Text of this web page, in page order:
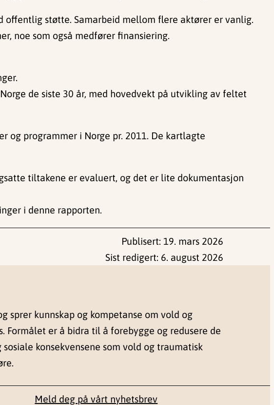
støtte. Samarbeid mellom flere aktører er vanlig.
noe som også medfører finansiering.
de siste 30 år, med hovedvekt på utvikling av feltet
og programmer i Norge pr. 2011. De kartlagte
tiltakene er evaluert, og det er lite dokumentasjon
i denne rapporten.
Publisert: 19. mars 2026
Sist redigert: 6. august 2026
sprer kunnskap og kompetanse om vold og
Formålet er å bidra til å forebygge og redusere de
sosiale konsekvensene som vold og traumatisk
Meld deg på vårt nyhetsbrev